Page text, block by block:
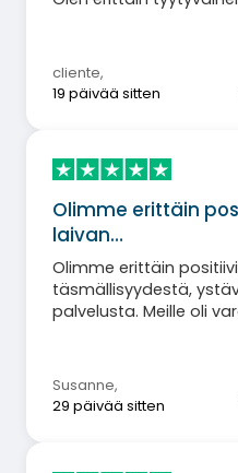
cliente,
19 päivää sitten
Olimme erittäin
laivan…
Olimme erittäin
täsmällisyydestä,
palvelusta. Meille oli
kautta uudelleen. Kiitos
vaivattomasta
Susanne,
29 päivää sitten